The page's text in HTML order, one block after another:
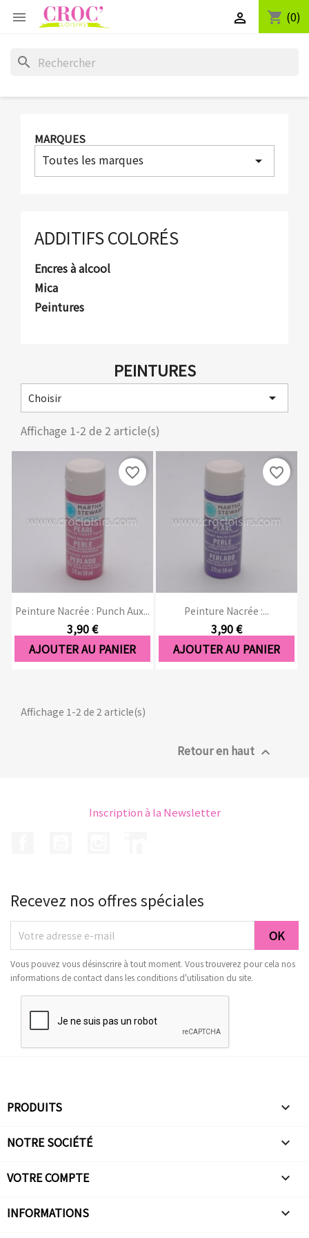
 shopping_cart (0)

search
MARQUES
Toutes les marques arrow_drop_down
ADDITIFS COLORÉS
Encres à alcool
Mica
Peintures
PEINTURES
Choisir

Affichage 1-2 de 2 article(s)
Peinture Nacrée : Punch Aux...
3,90 €
AJOUTER AU PANIER
favorite_border
Peinture Nacrée :...
3,90 €
AJOUTER AU PANIER
favorite_border
Affichage 1-2 de 2 article(s)
Retour en haut 
Inscription à la Newsletter
Recevez nos offres spéciales
Vous pouvez vous désinscrire à tout moment. Vous trouverez pour cela nos
informations de contact dans les conditions d'utilisation du site.
PRODUITS 
NOTRE SOCIÉTÉ 
VOTRE COMPTE 
INFORMATIONS keyboard_arrow_down